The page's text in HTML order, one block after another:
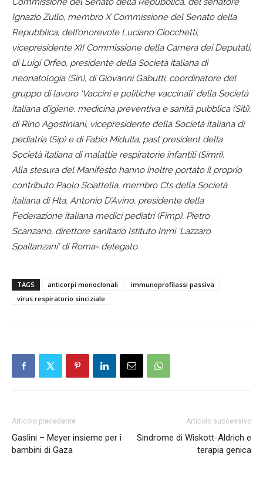
Ignazio Zullo, membro X Commissione del Senato della
Repubblica, dell’onorevole Luciano Ciocchetti,
vicepresidente XII Commissione della Camera dei Deputati,
di Luigi Orfeo, presidente della Società italiana di
neonatologia (Sin), di Giovanni Gabutti, coordinatore del
gruppo di lavoro ‘Vaccini e politiche vaccinali’ della Società
italiana d’igiene, medicina preventiva e sanità pubblica (Siti),
di Rino Agostiniani, vicepresidente della Società italiana di
pediatria (Sip) e di Fabio Midulla, past president della
Società italiana di malattie respiratorie infantili (Simri).
Alla stesura del Manifesto hanno inoltre portato il proprio
contributo Paolo Sciattella, membro Cts della Società
italiana di Hta, Antonio D’Avino, presidente della
Federazione italiana medici pediatri (Fimp), Pietro
Scanzano, direttore sanitario Istituto Inmi ‘Lazzaro
Spallanzani’ di Roma- delegato.
TAGS anticorpi monoclonali
immunoprofilassi passiva
virus respiratorio sinciziale
Articolo precedente
Gaslini – Meyer insieme per i
bambini di Gaza
Articolo successivo
Sindrome di Wiskott-Aldrich e
terapia genica